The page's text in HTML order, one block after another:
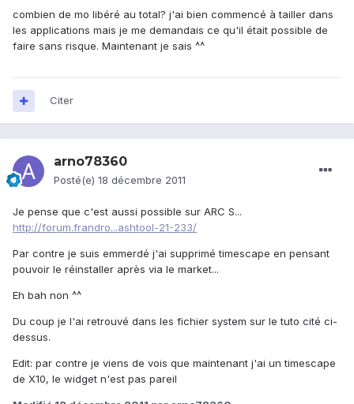
combien de mo libéré au total? j'ai bien commencé à tailler dans
les applications mais je me demandais ce qu'il était possible de
faire sans risque. Maintenant je sais ^^
Citer
arno78360
Posté(e) 18 décembre 2011
Je pense que c'est aussi possible sur ARC S...
http://forum.frandro...ashtool-21-233/
Par contre je suis emmerdé j'ai supprimé timescape en pensant
pouvoir le réinstaller après via le market...
Eh bah non ^^
Du coup je l'ai retrouvé dans les fichier system sur le tuto cité ci-
dessus.
Edit: par contre je viens de vois que maintenant j'ai un timescape
de X10, le widget n'est pas pareil